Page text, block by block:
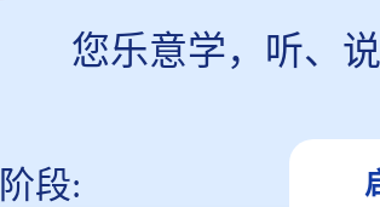
您乐意学，听、
段: